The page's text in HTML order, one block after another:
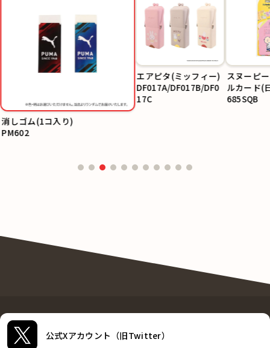
消しゴム(1コ入り)
PM602
エアピタ(ミッフィー)
DF017A/DF017B/DF0
17C
スヌーピ
ルカード(
685SQB
公式Xアカウント（旧Twitter）